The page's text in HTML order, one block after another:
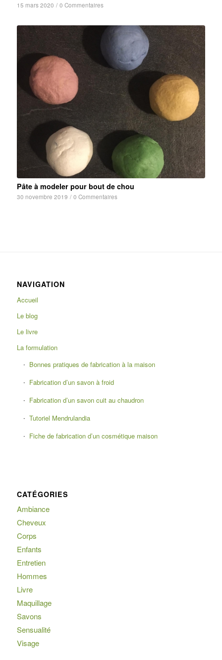
15 mars 2020 / 0 Commentaires
Pâte à modeler pour bout de chou
30 novembre 2019 / 0 Commentaires
NAVIGATION
Accueil
Le blog
Le livre
La formulation
Bonnes pratiques de fabrication à la maison
Fabrication d’un savon à froid
Fabrication d’un savon cuit au chaudron
Tutoriel Mendrulandia
Fiche de fabrication d’un cosmétique maison
CATÉGORIES
Ambiance
Cheveux
Corps
Enfants
Entretien
Hommes
Livre
Maquillage
Savons
Sensualité
Visage